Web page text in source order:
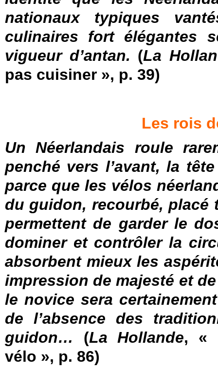
nationaux typiques
culinaires fort élégantes
vigueur d’antan. (La
pas cuisiner », p. 39)
Les rois
Un Néerlandais roule
penché vers l’avant, la
parce que les vélos
du guidon, recourbé,
permettent de garder le
dominer et contrôler la
absorbent mieux les
impression de majesté et
le novice sera
de l’absence des
guidon…
(La Hollande, «
vélo », p. 86)